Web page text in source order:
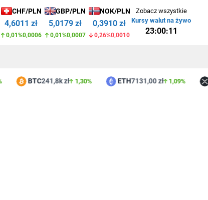
CHF/PLN
4,6011 zł
0,01%0,0006
GBP/PLN
5,0179 zł
0,01%0,0007
NOK/PLN
0,3910 zł
0,26%0,0010
Zobacz wszystkie
Kursy walut na żywo
23:00:11
BTC241,8k zł 1,30% ETH7131,00 zł 1,09%